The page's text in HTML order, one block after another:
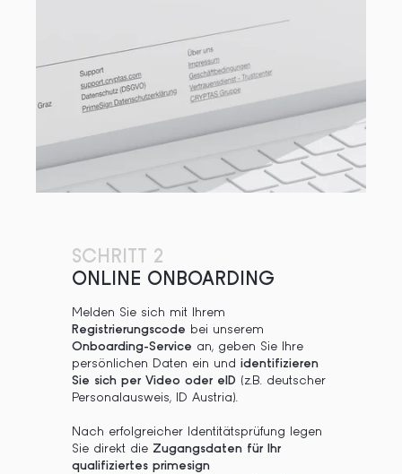
SCHRITT 2
ONLINE ONBOARDING
Melden Sie sich mit Ihrem
Registrierungscode bei unserem
Onboarding-Service an, geben Sie Ihre
persönlichen Daten ein und identifizieren
Sie sich per Video oder eID (z.B. deutscher
Personalausweis, ID Austria).
Nach erfolgreicher Identitätsprüfung legen
Sie direkt die Zugangsdaten für Ihr
qualifiziertes primesign